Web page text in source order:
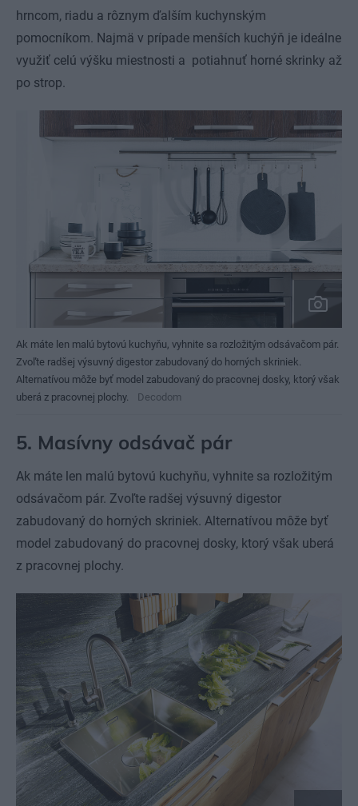
hrncom, riadu a rôznym ďalším kuchynským
pomocníkom. Najmä v prípade menších kuchýň je ideálne
využiť celú výšku miestnosti a potiahnuť horné skrinky až
po strop.
Ak máte len malú bytovú kuchyňu, vyhnite sa rozložitým odsávačom pár.
Zvoľte radšej výsuvný digestor zabudovaný do horných skriniek.
Alternatívou môže byť model zabudovaný do pracovnej dosky, ktorý však
uberá z pracovnej plochy.
Decodom
5. Masívny odsávač pár
Ak máte len malú bytovú kuchyňu, vyhnite sa rozložitým
odsávačom pár. Zvoľte radšej výsuvný digestor
zabudovaný do horných skriniek. Alternatívou môže byť
model zabudovaný do pracovnej dosky, ktorý však uberá
z pracovnej plochy.